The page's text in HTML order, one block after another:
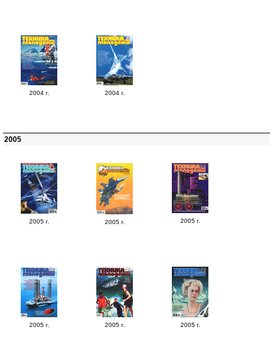
2004 г. 2004 г.
2005
2005 г. 2005 г. 2005 г.
2005 г. 2005 г. 2005 г.